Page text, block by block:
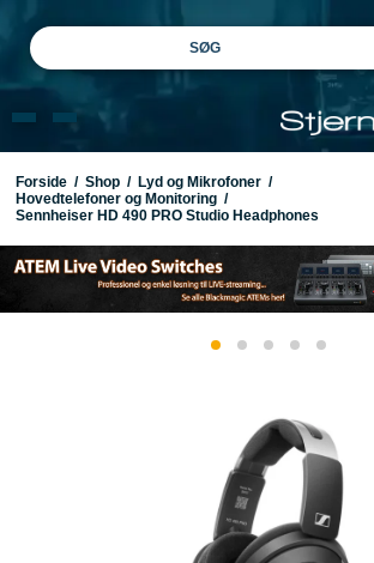
SØG
Forside / Shop / Lyd og Mikrofoner /
Hovedtelefoner og Monitoring /
Sennheiser HD 490 PRO Studio Headphones